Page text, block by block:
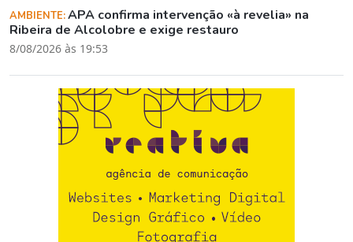
AMBIENTE:APA confirma intervenção «à revelia» na
Ribeira de Alcolobre e exige restauro
8/08/2026 às 19:53